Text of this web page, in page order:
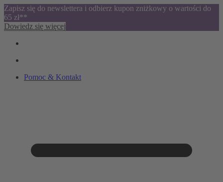
Zapisz się do newslettera i odbierz kupon zniżkowy o wartości do
65 zł**
Dowiedz się więcej
Pomoc & Kontakt